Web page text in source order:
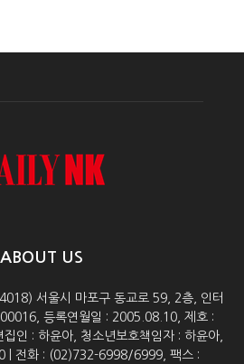
ABOUT US
서울시 마포구 동교로 59, 2층, 인터
등록연월일 : 2005.08.10, 제호 :
인 : 하윤아, 청소년보호책임자 : 하윤아,
| 전화 : (02)732-6998/6999, 팩스 :